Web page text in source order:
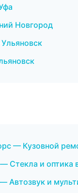
Новгород
— Кузовной
Стекла и оптика
Автозвук и